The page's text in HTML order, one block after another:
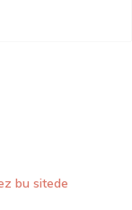
bu sitede